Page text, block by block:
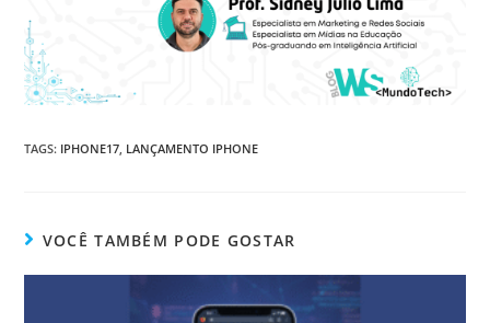
TAGS: IPHONE17, LANÇAMENTO IPHONE
VOCÊ TAMBÉM PODE GOSTAR